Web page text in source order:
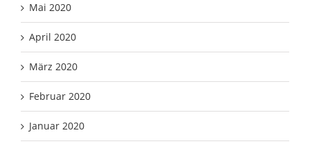
Mai 2020
April 2020
März 2020
Februar 2020
Januar 2020